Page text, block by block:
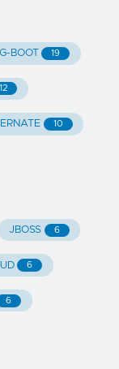
BOOT 19
12
10
JBOSS 6
6
6